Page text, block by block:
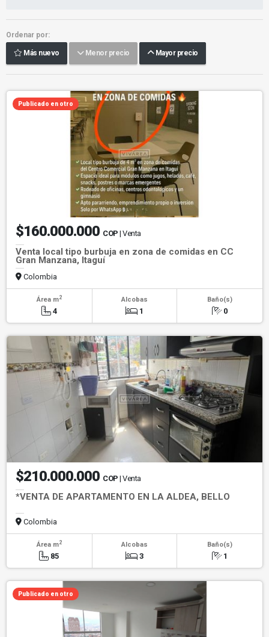
Ordenar por:
Más nuevo Menor precio Mayor precio
Publicado en otro
$160.000.000 COP | Venta
Venta local tipo burbuja en zona de comidas en CC
Gran Manzana, Itaguí
Colombia
Área m2
4
Alcobas
1
Baño(s)
0
$210.000.000 COP | Venta
*VENTA DE APARTAMENTO EN LA ALDEA, BELLO
Colombia
Área m2
85
Alcobas
3
Baño(s)
1
Publicado en otro